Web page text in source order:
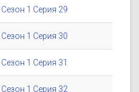
1 Серия 29
1 Серия 30
1 Серия 31
1 Серия 32